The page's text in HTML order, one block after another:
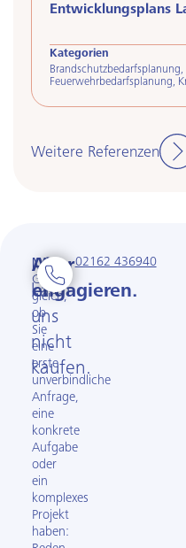
Entwicklungsplans
Kategorien
Brandschutzbedarfsplanung,
Feuerwehrbedarfsplanung,
Weitere Referenzen
Man
kann
uns
nicht
kaufen.
Aber
engagieren.
Ganz
gleich,
ob
Sie
eine
erste
unverbindliche
Anfrage,
eine
konkrete
Aufgabe
oder
ein
komplexes
Projekt
haben:
02162 436940